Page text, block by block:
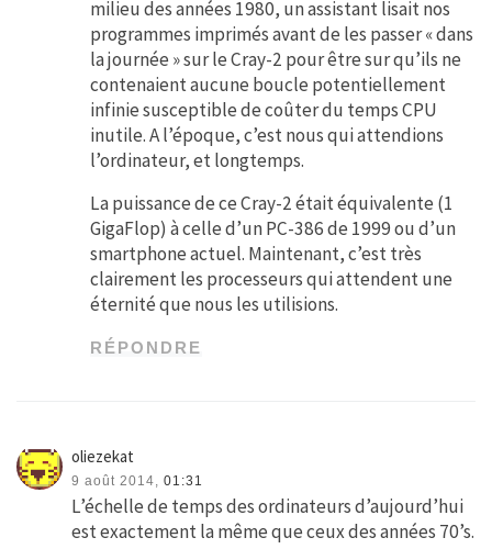
milieu des années 1980, un assistant lisait nos
programmes imprimés avant de les passer « dans
la journée » sur le Cray-2 pour être sur qu’ils ne
contenaient aucune boucle potentiellement
infinie susceptible de coûter du temps CPU
inutile. A l’époque, c’est nous qui attendions
l’ordinateur, et longtemps.
La puissance de ce Cray-2 était équivalente (1
GigaFlop) à celle d’un PC-386 de 1999 ou d’un
smartphone actuel. Maintenant, c’est très
clairement les processeurs qui attendent une
éternité que nous les utilisions.
RÉPONDRE
oliezekat
9 août 2014, 01:31
L’échelle de temps des ordinateurs d’aujourd’hui
est exactement la même que ceux des années 70’s.